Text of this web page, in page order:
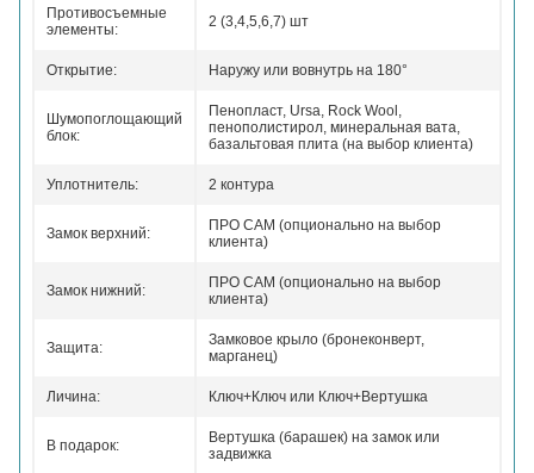
Противосъемные
элементы:
2 (3,4,5,6,7) шт
Открытие: Наружу или вовнутрь на 180°
Шумопоглощающий
блок:
Пенопласт, Ursa, Rock Wool,
пенополистирол, минеральная вата,
базальтовая плита (на выбор клиента)
Уплотнитель: 2 контура
Замок верхний:
ПРО САМ (опционально на выбор
клиента)
Замок нижний:
ПРО САМ (опционально на выбор
клиента)
Защита:
Замковое крыло (бронеконверт,
марганец)
Личина: Ключ+Ключ или Ключ+Вертушка
В подарок:
Вертушка (барашек) на замок или
задвижка